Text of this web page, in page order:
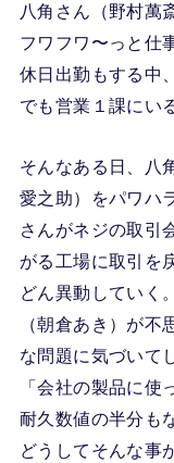
八角さん（野村萬
フワフワ〜っと仕
休日出勤もする中
でも営業１課にい
そんなある日、八
愛之助）をパワハ
さんがネジの取引
がる工場に取引を
どん異動していく
（朝倉あき）が
な問題に気づいて
「会社の製品に
耐久数値の半分も
どうしてそんな事